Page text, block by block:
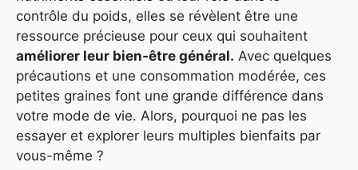
contrôle du poids, elles se révèlent être une
ressource précieuse pour ceux qui souhaitent
améliorer leur bien-être général. Avec quelques
précautions et une consommation modérée, ces
petites graines font une grande différence dans
votre mode de vie. Alors, pourquoi ne pas les
essayer et explorer leurs multiples bienfaits par
vous-même ?